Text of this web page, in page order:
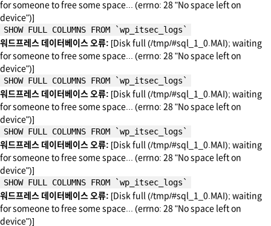
for someone to free some space... (errno: 28 "No space left on
device")]
SHOW FULL COLUMNS FROM `wp_itsec_logs`
워드프레스 데이터베이스 오류: [Disk full (/tmp/#sql_1_0.MAI); waiting
for someone to free some space... (errno: 28 "No space left on
device")]
SHOW FULL COLUMNS FROM `wp_itsec_logs`
워드프레스 데이터베이스 오류: [Disk full (/tmp/#sql_1_0.MAI); waiting
for someone to free some space... (errno: 28 "No space left on
device")]
SHOW FULL COLUMNS FROM `wp_itsec_logs`
워드프레스 데이터베이스 오류: [Disk full (/tmp/#sql_1_0.MAI); waiting
for someone to free some space... (errno: 28 "No space left on
device")]
SHOW FULL COLUMNS FROM `wp_itsec_logs`
워드프레스 데이터베이스 오류: [Disk full (/tmp/#sql_1_0.MAI); waiting
for someone to free some space... (errno: 28 "No space left on
device")]